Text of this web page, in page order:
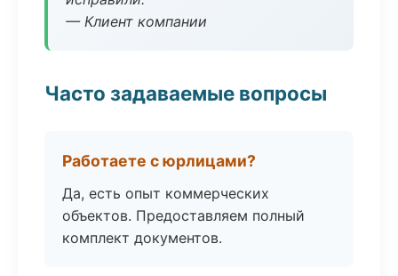
— Клиент компании
Часто задаваемые вопросы
Работаете с юрлицами?
Да, есть опыт коммерческих
объектов. Предоставляем полный
комплект документов.